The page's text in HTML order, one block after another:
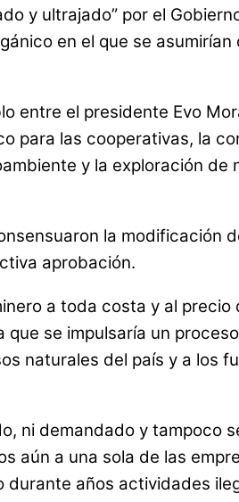
y ultrajado” por el
en el que se asumirían
entre el presidente Evo
para las cooperativas, la
y la exploración de
la modificación
aprobación.
a toda costa y al precio
se impulsaría un
naturales del país y a los
ni demandado y tampoco
aún a una sola de las
años actividades